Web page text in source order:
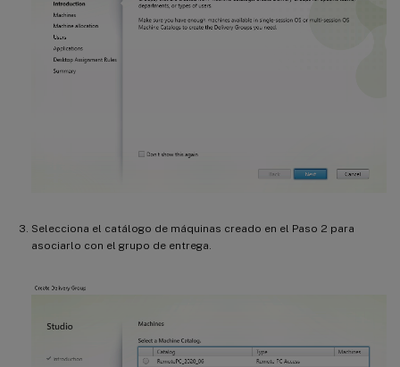
Selecciona el catálogo de máquinas creado en el Paso 2 para
asociarlo con el grupo de entrega.